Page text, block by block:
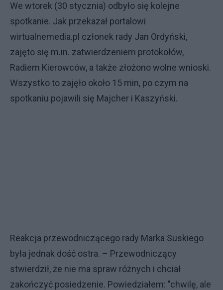
We wtorek (30 stycznia) odbyło się kolejne
spotkanie. Jak przekazał portalowi
wirtualnemedia.pl członek rady Jan Ordyński,
zajęto się m.in. zatwierdzeniem protokołów,
Radiem Kierowców, a także złożono wolne wnioski.
Wszystko to zajęło około 15 min, po czym na
spotkaniu pojawili się Majcher i Kaszyński.
Reakcja przewodniczącego rady Marka Suskiego
była jednak dość ostra. – Przewodniczący
stwierdził, że nie ma spraw różnych i chciał
zakończyć posiedzenie. Powiedziałem: "chwilę, ale